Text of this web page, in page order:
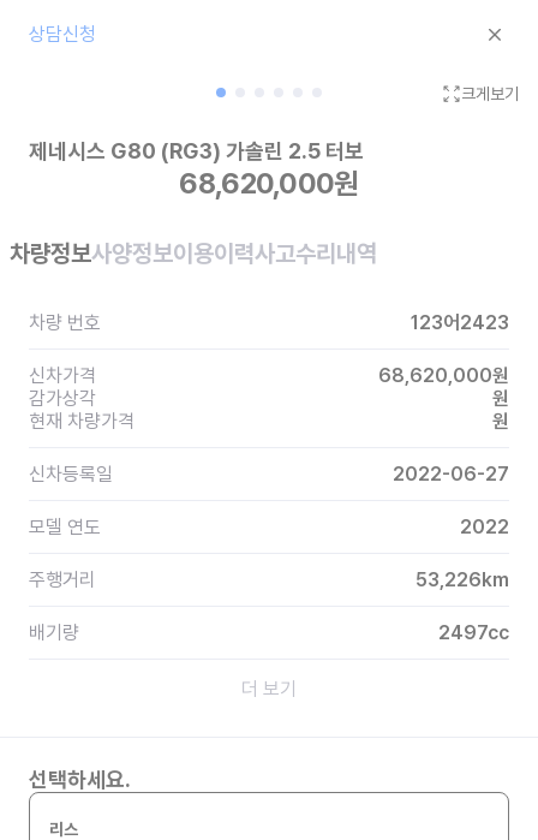
상담신청
크게보기
제네시스 G80 (RG3) 가솔린 2.5 터보
68,620,000원
차량정보사양정보이용이력사고수리내역
차량 번호 123어2423
신차가격 68,620,000원
감가상각
원
현재 차량가격
원
신차등록일 2022-06-27
모델 연도 2022
주행거리 53,226km
배기량 2497cc
더 보기
선택하세요.
리스